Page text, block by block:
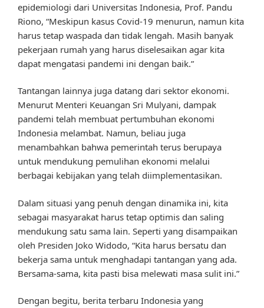
epidemiologi dari Universitas Indonesia, Prof. Pandu
Riono, “Meskipun kasus Covid-19 menurun, namun kita
harus tetap waspada dan tidak lengah. Masih banyak
pekerjaan rumah yang harus diselesaikan agar kita
dapat mengatasi pandemi ini dengan baik.”
Tantangan lainnya juga datang dari sektor ekonomi.
Menurut Menteri Keuangan Sri Mulyani, dampak
pandemi telah membuat pertumbuhan ekonomi
Indonesia melambat. Namun, beliau juga
menambahkan bahwa pemerintah terus berupaya
untuk mendukung pemulihan ekonomi melalui
berbagai kebijakan yang telah diimplementasikan.
Dalam situasi yang penuh dengan dinamika ini, kita
sebagai masyarakat harus tetap optimis dan saling
mendukung satu sama lain. Seperti yang disampaikan
oleh Presiden Joko Widodo, “Kita harus bersatu dan
bekerja sama untuk menghadapi tantangan yang ada.
Bersama-sama, kita pasti bisa melewati masa sulit ini.”
Dengan begitu, berita terbaru Indonesia yang